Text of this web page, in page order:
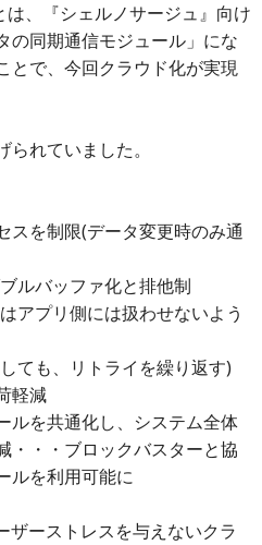
、『シェルノサージュ』向け
の同期通信モジュール」にな
とで、今回クラウド化が実現
れていました。
スを制限(データ変更時のみ通
ルバッファ化と排他制
アプリ側には扱わせないよう
ても、リトライを繰り返す)
軽減
ルを共通化し、システム全体
・・・ブロックバスターと協
ルを利用可能に
ザーストレスを与えないクラ